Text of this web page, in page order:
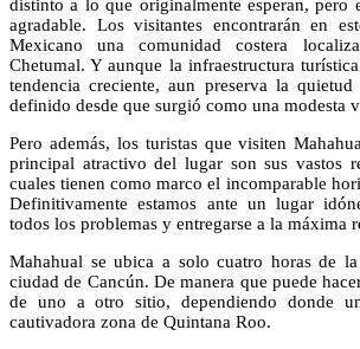
distinto a lo que originalmente esperan, pero
agradable. Los visitantes encontrarán en
Mexicano una comunidad costera
Chetumal. Y aunque la infraestructura
tendencia creciente, aun preserva la
definido desde que surgió como una modesta
Pero además, los turistas que visiten
principal atractivo del lugar son sus vastos
cuales tienen como marco el incomparable
Definitivamente estamos ante un lugar
todos los problemas y entregarse a la máxima
Mahahual se ubica a solo cuatro horas de
ciudad de Cancún. De manera que puede
de uno a otro sitio, dependiendo donde
cautivadora zona de Quintana Roo.